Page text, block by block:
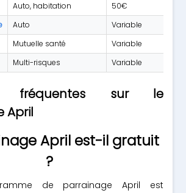
Auto, habitation
50€
Auto
Variable
Mutuelle santé
Variable
Multi-risques Variable
fréquentes sur le
April
April est-il gratuit
?
de parrainage April est